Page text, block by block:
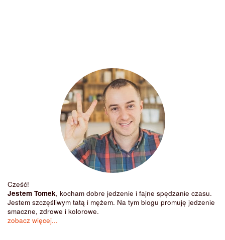
Cześć!
Jestem Tomek, kocham dobre jedzenie i fajne spędzanie czasu.
Jestem szczęśliwym tatą i mężem. Na tym blogu promuję jedzenie
smaczne, zdrowe i kolorowe.
zobacz więcej...